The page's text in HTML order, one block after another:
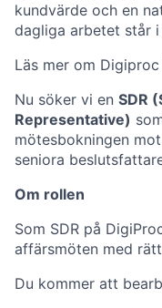
kundvärde och en
dagliga arbetet står i
Läs mer om
Nu söker vi en SDR
Representative)
mötesbokningen
seniora
Om rollen
Som SDR på
affärsmöten med
Du kommer att